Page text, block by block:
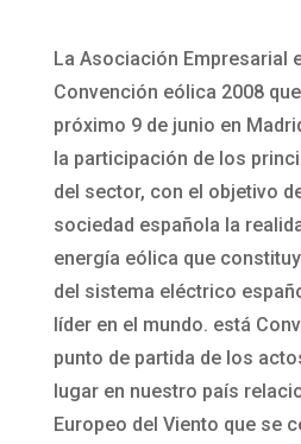
La Asociación Empresarial
Convención eólica 2008
próximo 9 de junio en
la participación de los
del sector, con el objetivo
sociedad española la
energía eólica que
del sistema eléctrico
líder en el mundo. está
punto de partida de los
lugar en nuestro país
Europeo del Viento que se